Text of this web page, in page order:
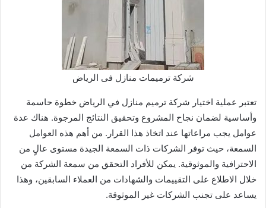
شركة ترميمات منازل فى الرياض
تعتبر عملية اختيار شركة ترميم منازل في الرياض خطوة حاسمة
وأساسية لضمان نجاح المشروع وتحقيق النتائج المرجوة. هناك عدة
عوامل يجب مراعاتها عند اتخاذ هذا القرار. من أهم هذه العوامل
السمعة، حيث توفر الشركات ذات السمعة الجيدة مستوى عالٍ من
الاحترافية والموثوقية. يمكن للأفراد التحقق من سمعة الشركة من
خلال الاطلاع على التقييمات والشهادات من العملاء السابقين، وهذا
يساعد على تجنب الشركات غير الموثوقة.